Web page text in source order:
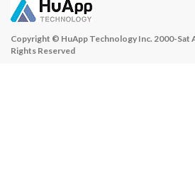
Copyright © HuApp Technology Inc. 2000-Sat
Rights Reserved